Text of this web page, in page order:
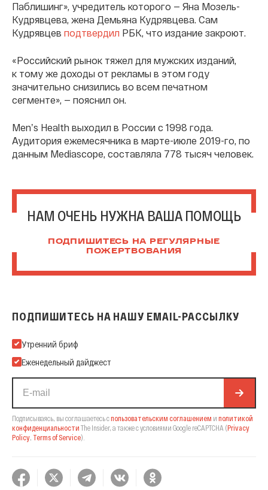
Паблишинг», учредитель которого — Яна Мозель-
Кудрявцева, жена Демьяна Кудрявцева. Сам
Кудрявцев подтвердил РБК, что издание закроют.
«Российский рынок тяжел для мужских изданий,
к тому же доходы от рекламы в этом году
значительно снизились во всем печатном
сегменте», — пояснил он.
Menʼs Health выходил в России с 1998 года.
Аудитория ежемесячника в марте-июле 2019-го, по
данным Mediascope, составляла 778 тысяч человек.
НАМ ОЧЕНЬ НУЖНА ВАША ПОМОЩЬ
ПОДПИШИТЕСЬ НА РЕГУЛЯРНЫЕ
ПОЖЕРТВОВАНИЯ
ПОДПИШИТЕСЬ НА НАШУ EMAIL-РАССЫЛКУ
Подпишитесь на нашу Email-рассылку
Утренний бриф
Еженедельный дайджест
Подписываясь, вы соглашаетесь спользовательским соглашением и политикой
конфиденциальности The Insider, а также с условиями Google reCAPTCHA (Privacy
Policy, Terms of Service).